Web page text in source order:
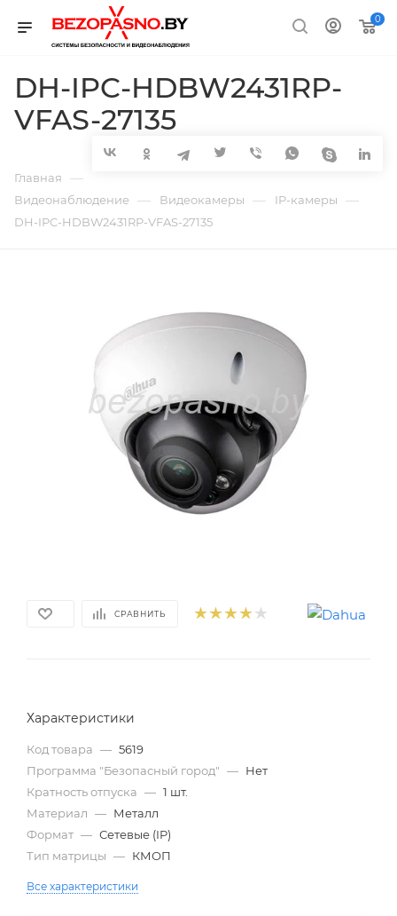
0
DH-IPC-HDBW2431RP-
VFAS-27135
Главная —
Видеонаблюдение — Видеокамеры — IP-камеры —
DH-IPC-HDBW2431RP-VFAS-27135
СРАВНИТЬ
Характеристики
Код товара — 5619
Программа "Безопасный город" — Нет
Кратность отпуска — 1 шт.
Материал — Металл
Формат — Сетевые (IP)
Тип матрицы — КМОП
Все характеристики